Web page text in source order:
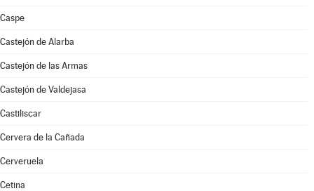
Caspe
Castejón de Alarba
Castejón de las Armas
Castejón de Valdejasa
Castiliscar
Cervera de la Cañada
Cerveruela
Cetina